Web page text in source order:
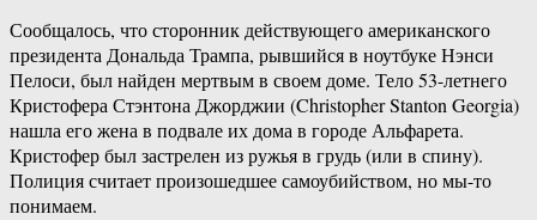
Сообщалось, что сторонник действующего американского
президента Дональда Трампа, рывшийся в ноутбуке Нэнси
Пелоси, был найден мертвым в своем доме. Тело 53-летнего
Кристофера Стэнтона Джорджии (Christopher Stanton Georgia)
нашла его жена в подвале их дома в городе Альфарета.
Кристофер был застрелен из ружья в грудь (или в спину).
Полиция считает произошедшее самоубийством, но мы-то
понимаем.